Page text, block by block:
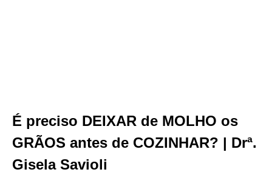
É preciso DEIXAR de MOLHO os
GRÃOS antes de COZINHAR? | Drª.
Gisela Savioli